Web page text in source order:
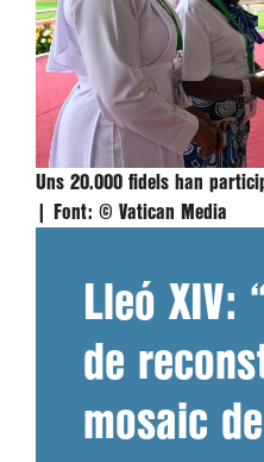
Uns 20.000 fidels han
Font: © Vatican Media
Lleó XIV:
de
mosaic